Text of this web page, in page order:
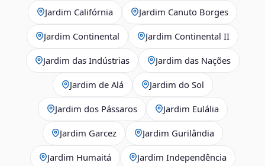
Jardim Califórnia Jardim Canuto Borges
Jardim Continental Jardim Continental II
Jardim das Indústrias Jardim das Nações
Jardim de Alá Jardim do Sol
Jardim dos Pássaros Jardim Eulália
Jardim Garcez Jardim Gurilândia
Jardim Humaitá Jardim Independência